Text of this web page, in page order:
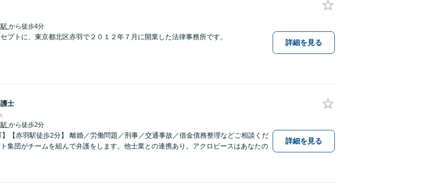
から徒歩4分
セプトに、東京都北区赤羽で２０１２年７月に開業した法律事務所です。
詳細を見る
士
から徒歩2分
】【赤羽駅徒歩2分】 離婚／労働問題／刑事／交通事故／借金債務整理などご相談くだ
集団がチームを組んで弁護をします。他士業との連携あり。アクロピースはあなたの
詳細を見る